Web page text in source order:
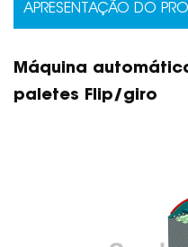
APRESENTAÇÃO DO
Máquina
paletes FIip/giro